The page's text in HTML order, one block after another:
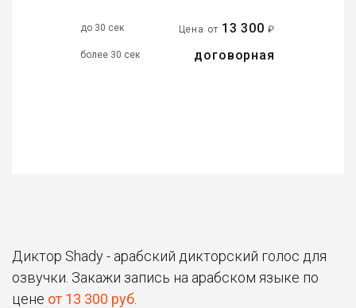
до 30 сек Цена от 13 300 ₽
более 30 сек договорная
Диктор Shady - арабский дикторский голос для
озвучки. Закажи запись на арабском языке по
цене от 13 300 руб